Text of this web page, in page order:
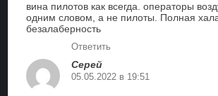
вина пилотов как всегда. операторы
одним словом, а не пилоты. Полная
безалаберность
Ответить
Серей
05.05.2022 в 19:51